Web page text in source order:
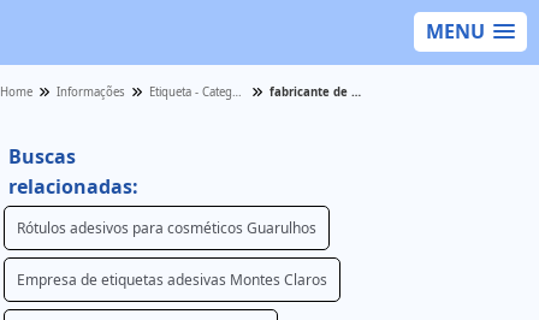
MENU
Home Informações Etiqueta - Categoria fabricante de etiquetas e rótulos adesivos
Buscas
relacionadas:
Rótulos adesivos para cosméticos Guarulhos
Empresa de etiquetas adesivas Montes Claros